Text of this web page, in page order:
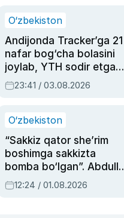
O‘zbekiston
Andijonda Tracker’ga 21
nafar bog‘cha bolasini
joylab, YTH sodir etgan
ayolga sud hukmi o‘qildi
23:41 / 03.08.2026
O‘zbekiston
“Sakkiz qator she’rim
boshimga sakkizta
bomba bo‘lgan”. Abdulla
Oripovni siyosiy
ayblovlardan asrab
12:24 / 01.08.2026